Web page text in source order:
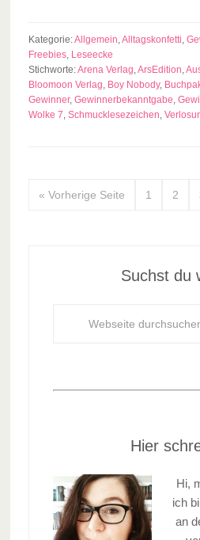
Kategorie:Allgemein,Alltagskonfetti,
Freebies, Leseecke
Stichworte:Arena Verlag,ArsEdition,
Bloomoon Verlag, Boy Nobody,
Gewinner, Gewinnerbekanntgabe,
Wolke 7, Schmucklesezeichen,
« Vorherige Seite 1 2
Suchst du
Hier
Hi,
ich
an